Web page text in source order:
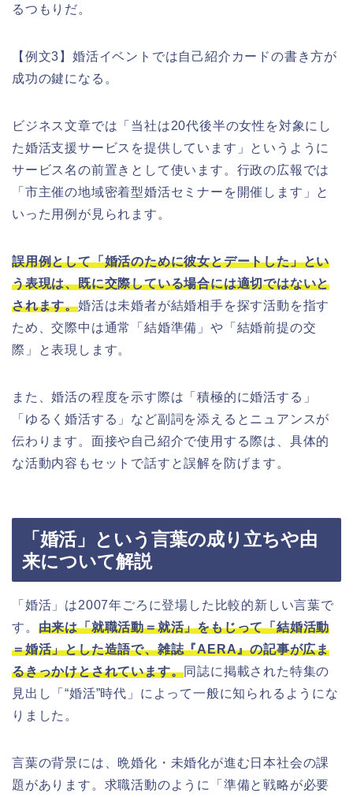
るつもりだ。
【例文3】婚活イベントでは自己紹介カードの書き方が
成功の鍵になる。
ビジネス文章では「当社は20代後半の女性を対象にし
た婚活支援サービスを提供しています」というように
サービス名の前置きとして使います。行政の広報では
「市主催の地域密着型婚活セミナーを開催します」と
いった用例が見られます。
誤用例として「婚活のために彼女とデートした」とい
う表現は、既に交際している場合には適切ではないと
されます。婚活は未婚者が結婚相手を探す活動を指す
ため、交際中は通常「結婚準備」や「結婚前提の交
際」と表現します。
また、婚活の程度を示す際は「積極的に婚活する」
「ゆるく婚活する」など副詞を添えるとニュアンスが
伝わります。面接や自己紹介で使用する際は、具体的
な活動内容もセットで話すと誤解を防げます。
「婚活」という言葉の成り立ちや由
来について解説
「婚活」は2007年ごろに登場した比較的新しい言葉で
す。 由来は「就職活動＝就活」をもじって「結婚活動
＝婚活」とした造語で、雑誌『AERA』の記事が広ま
るきっかけとされています。同誌に掲載された特集の
見出し「“婚活”時代」によって一般に知られるようにな
りました。
言葉の背景には、晩婚化・未婚化が進む日本社会の課
題があります。求職活動のように「準備と戦略が必要